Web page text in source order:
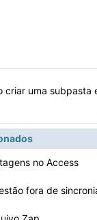
criar uma subpasta
no Access
fora de